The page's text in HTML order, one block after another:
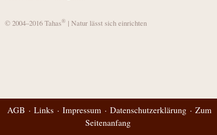
© 2004–2016 Tahas® | Natur lässt sich einrichten
AGB Links Impressum Datenschutzerklärung
Zum
Seitenanfang